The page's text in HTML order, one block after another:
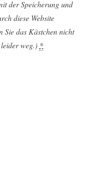
der Speicherung und
diese Website
Sie das Kästchen nicht
weg.) *